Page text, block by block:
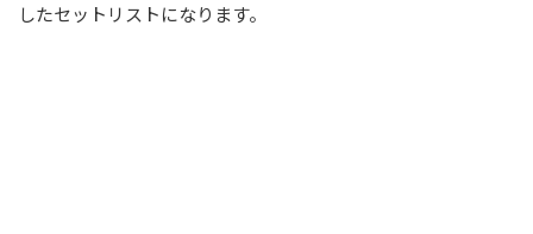
したセットリストになります。